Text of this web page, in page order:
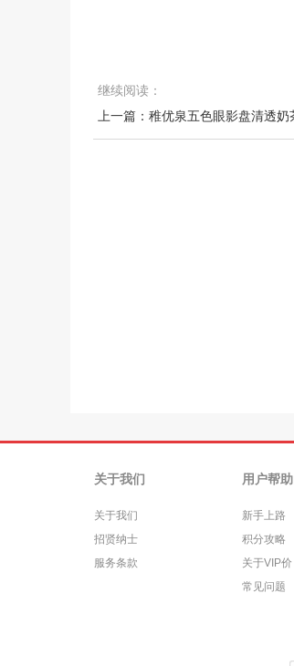
继续阅读：
关于我们
关于我们
招贤纳士
服务条款
用户帮助
新手上路
积分攻略
关于VIP价
常见问题